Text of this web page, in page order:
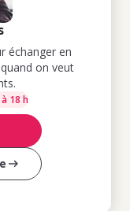
échanger en
on veut
18 h